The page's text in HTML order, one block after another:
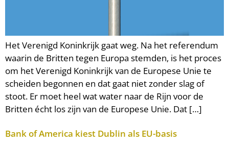
Het Verenigd Koninkrijk gaat weg. Na het referendum
waarin de Britten tegen Europa stemden, is het proces
om het Verenigd Koninkrijk van de Europese Unie te
scheiden begonnen en dat gaat niet zonder slag of
stoot. Er moet heel wat water naar de Rijn voor de
Britten écht los zijn van de Europese Unie. Dat […]
Bank of America kiest Dublin als EU-basis